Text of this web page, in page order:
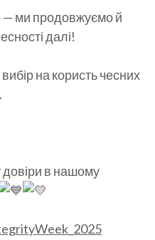
— ми продовжуємо й
далі!
на користь чесних
в нашому